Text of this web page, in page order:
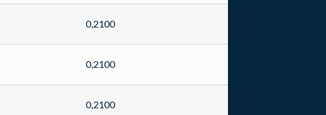
0,2100
0,2100
0,2100